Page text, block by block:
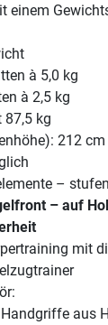
einem
à 5,0 kg
à 2,5 kg
87,5 kg
212 cm
–
– auf
mit
aus